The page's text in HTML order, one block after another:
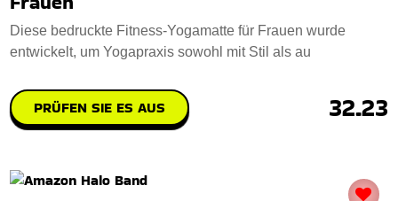
Diese bedruckte Fitness-Yogamatte für Frauen wurde
entwickelt, um Yogapraxis sowohl mit Stil als au
PRÜFEN SIE ES AUS 32.23